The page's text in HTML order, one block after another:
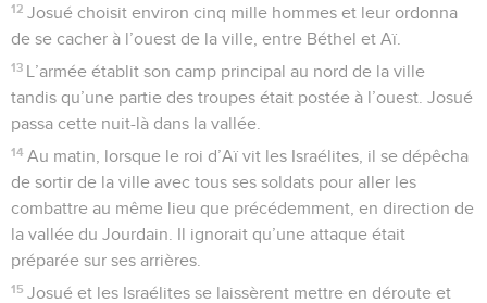
12 Josué choisit environ cinq mille hommes et leur ordonna
de se cacher à l’ouest de la ville, entre Béthel et Aï.
13 L’armée établit son camp principal au nord de la ville
tandis qu’une partie des troupes était postée à l’ouest. Josué
passa cette nuit-là dans la vallée.
14 Au matin, lorsque le roi d’Aï vit les Israélites, il se dépêcha
de sortir de la ville avec tous ses soldats pour aller les
combattre au même lieu que précédemment, en direction de
la vallée du Jourdain. Il ignorait qu’une attaque était
préparée sur ses arrières.
15 Josué et les Israélites se laissèrent mettre en déroute et